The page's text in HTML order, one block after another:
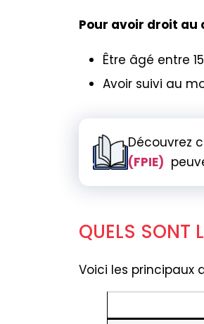
Pour avoir droit au
Être âgé entre
Avoir suivi au
Découvrez
(FPIE)
QUELS SONT
Voici les